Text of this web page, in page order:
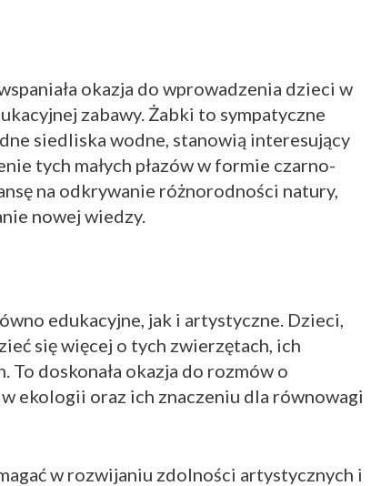
okazja do wprowadzenia dzieci w
zabawy. Żabki to sympatyczne
siedliska wodne, stanowią interesujący
tych małych płazów w formie czarno-
na odkrywanie różnorodności natury,
nowej wiedzy.
edukacyjne, jak i artystyczne. Dzieci,
się więcej o tych zwierzętach, ich
doskonała okazja do rozmów o
ekologii oraz ich znaczeniu dla równowagi
w rozwijaniu zdolności artystycznych i